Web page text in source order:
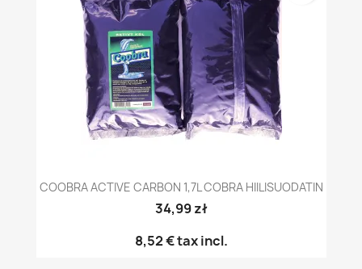
COOBRA ACTIVE CARBON 1,7L COBRA HIILISUODATIN
34,99 zł
8,52 €tax incl.